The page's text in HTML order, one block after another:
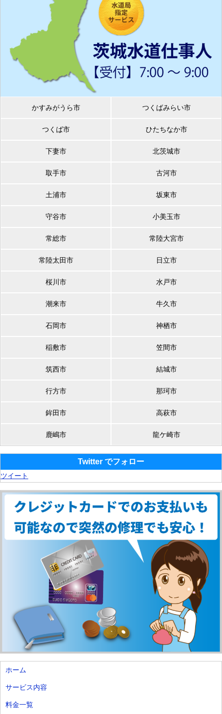
かすみがうら市 つくばみらい市
つくば市 ひたちなか市
下妻市 北茨城市
取手市 古河市
土浦市 坂東市
守谷市 小美玉市
常総市 常陸大宮市
常陸太田市 日立市
桜川市 水戸市
潮来市 牛久市
石岡市 神栖市
稲敷市 笠間市
筑西市 結城市
行方市 那珂市
鉾田市 高萩市
鹿嶋市 龍ケ崎市
Twitter でフォロー
ツイート
ホーム
サービス内容
料金一覧